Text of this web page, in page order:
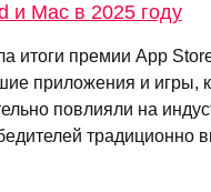
и Mac в 2025 году
итоги премии App
приложения и игры,
повлияли на
традиционно